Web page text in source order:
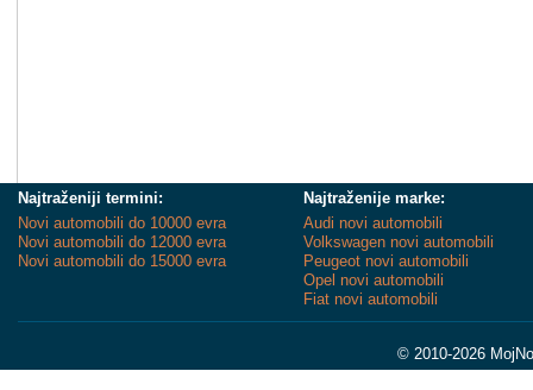
Najtraženiji termini:
Novi automobili do 10000 evra
Novi automobili do 12000 evra
Novi automobili do 15000 evra
Najtraženije marke:
Audi novi automobili
Volkswagen novi automobili
Peugeot novi automobili
Opel novi automobili
Fiat novi automobili
© 2010-2026